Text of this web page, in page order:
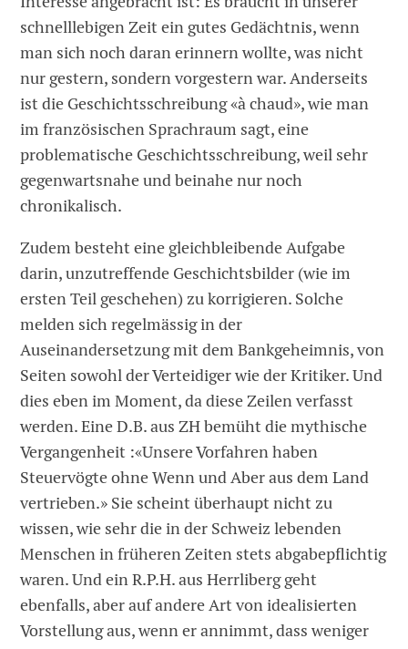
schnelllebigen Zeit ein gutes Gedächtnis, wenn
man sich noch daran erinnern wollte, was nicht
nur gestern, sondern vorgestern war. Anderseits
ist die Geschichtsschreibung «à chaud», wie man
im französischen Sprachraum sagt, eine
problematische Geschichtsschreibung, weil sehr
gegenwartsnahe und beinahe nur noch
chronikalisch.
Zudem besteht eine gleichbleibende Aufgabe
darin, unzutreffende Geschichtsbilder (wie im
ersten Teil geschehen) zu korrigieren. Solche
melden sich regelmässig in der
Auseinandersetzung mit dem Bankgeheimnis, von
Seiten sowohl der Verteidiger wie der Kritiker. Und
dies eben im Moment, da diese Zeilen verfasst
werden. Eine D.B. aus ZH bemüht die mythische
Vergangenheit :«Unsere Vorfahren haben
Steuervögte ohne Wenn und Aber aus dem Land
vertrieben.» Sie scheint überhaupt nicht zu
wissen, wie sehr die in der Schweiz lebenden
Menschen in früheren Zeiten stets abgabepflichtig
waren. Und ein R.P.H. aus Herrliberg geht
ebenfalls, aber auf andere Art von idealisierten
Vorstellung aus, wenn er annimmt, dass weniger